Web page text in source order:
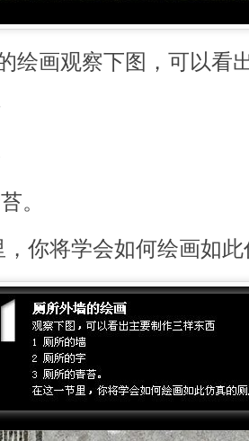
画观察下图，可以看
。
将学会如何绘画如此